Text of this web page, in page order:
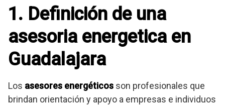
1. Definición de una
asesoria energetica en
Guadalajara
Los asesores energéticos son profesionales que
brindan orientación y apoyo a empresas e individuos